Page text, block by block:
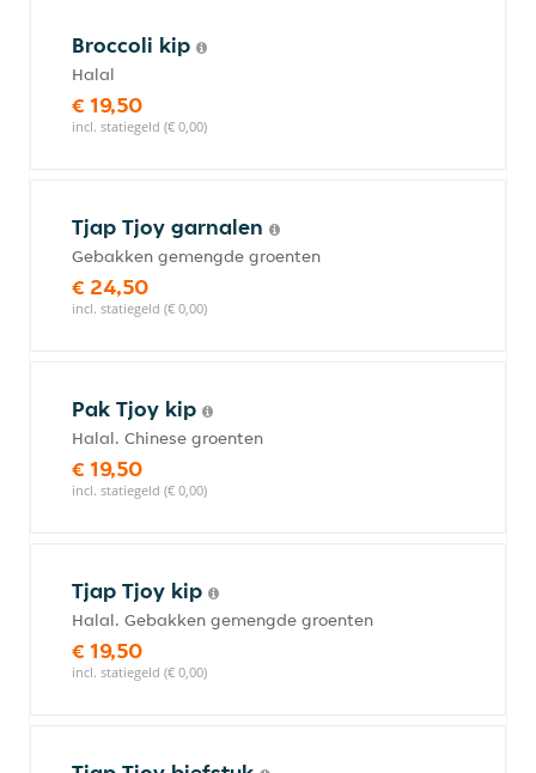
Broccoli kip
Halal
€ 19,50
incl. statiegeld (€ 0,00)
Tjap Tjoy garnalen
Gebakken gemengde groenten
€ 24,50
incl. statiegeld (€ 0,00)
Pak Tjoy kip
Halal. Chinese groenten
€ 19,50
incl. statiegeld (€ 0,00)
Tjap Tjoy kip
Halal. Gebakken gemengde groenten
€ 19,50
incl. statiegeld (€ 0,00)